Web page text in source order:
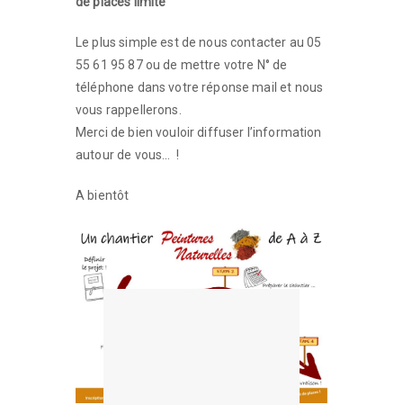
Le plus simple est de nous contacter au 05
55 61 95 87 ou de mettre votre N° de
téléphone dans votre réponse mail et nous
vous rappellerons.
Merci de bien vouloir diffuser l’information
autour de vous… !
A bientôt